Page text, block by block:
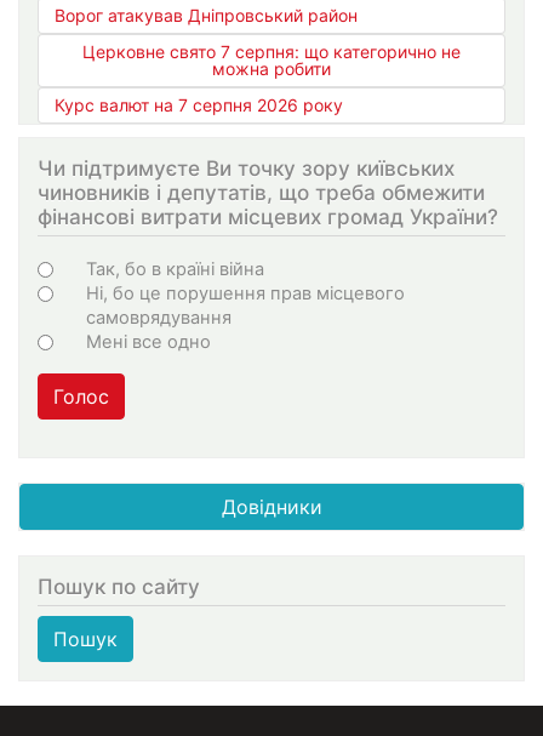
Ворог атакував Дніпровський район
Церковне свято 7 серпня: що категорично не
можна робити
Курс валют на 7 серпня 2026 року
Чи підтримуєте Ви точку зору київських
чиновників і депутатів, що треба обмежити
фінансові витрати місцевих громад України?
Варіанти
Так, бо в країні війна
Ні, бо це порушення прав місцевого
самоврядування
Мені все одно
Голос
Довідники
Пошук по сайту
Пошук